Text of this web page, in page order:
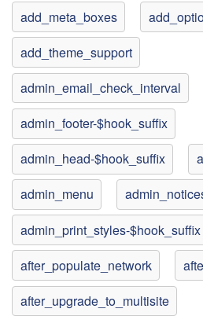
add_meta_boxes
add_theme_support
admin_email_check_interval
admin_footer-$hook_suffix
admin_head-$hook_suffix
admin_menu
admin_print_styles-$hook_suffix
after_populate_network
after_upgrade_to_multisite